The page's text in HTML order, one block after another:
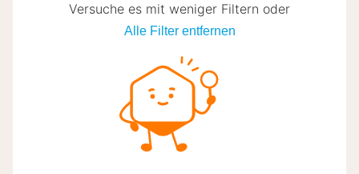
Versuche es mit weniger Filtern oder
Alle Filter entfernen